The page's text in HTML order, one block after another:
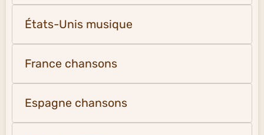
États-Unis musique
France chansons
Espagne chansons